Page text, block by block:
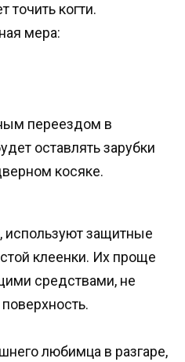
точить когти.
мера:
переездом в
оставлять зарубки
косяке.
используют защитные
клеенки. Их проще
средствами, не
любимца в разгаре,